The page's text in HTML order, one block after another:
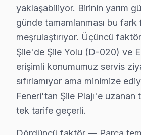
En çok etkilenen model
Bu sorunların çözümü için
Dijitsu Anakart ve Panel
Balibey'de Dijitsu TV Servisi
Balibey mahallesi, genel olarak
Çayırçeşme'de Dijitsu TV
yaklaşabiliyor. Birinin yarım
günde tamamlanması bu fark
meşrulaştırıyor. Üçüncü
Şile'de Şile Yolu (D-020) ve
erişimli konumumuz servis
sıfırlamıyor ama minimize
Feneri'tan Şile Plajı'e uzanan
tek tarife geçerli.